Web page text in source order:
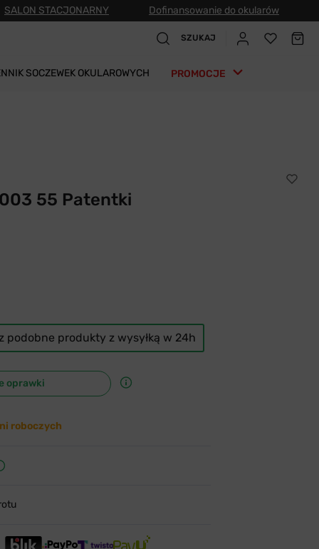
SALON STACJONARNY Dofinansowanie do okularów
SZUKAJ
SOCZEWEK OKULAROWYCH PROMOCJE
55 Patentki
podobne produkty z wysyłką w 24h
oprawki
roboczych